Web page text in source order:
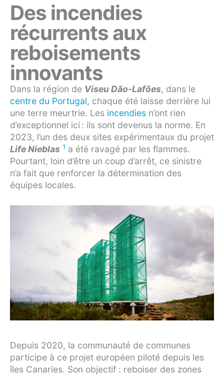
Des incendies
récurrents aux
reboisements
innovants
Dans la région de Viseu Dão-Lafões, dans le
centre du Portugal, chaque été laisse derrière lui
une terre meurtrie. Les incendies n’ont rien
d’exceptionnel ici : ils sont devenus la norme. En
2023, l’un des deux sites expérimentaux du projet
Life Nieblas 1 a été ravagé par les flammes.
Pourtant, loin d’être un coup d’arrêt, ce sinistre
n’a fait que renforcer la détermination des
équipes locales.
Depuis 2020, la communauté de communes
participe à ce projet européen piloté depuis les
îles Canaries. Son objectif : reboiser des zones